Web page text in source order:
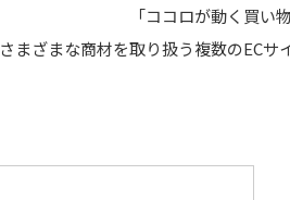
「ココロが動く買い
さまざまな商材を取り扱う複数のECサ